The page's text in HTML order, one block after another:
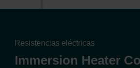
Resistencias eléctricas
Immersion Heater